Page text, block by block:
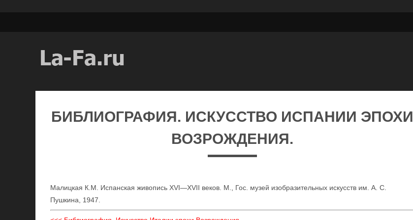
БИБЛИОГРАФИЯ. ИСКУССТВО ИСПАНИИ ЭПОХИ
ВОЗРОЖДЕНИЯ.
Малицкая К.М. Испанская живопись XVI—XVII веков. М., Гос. музей изобразительных искусств им. А. С.
Пушкина, 1947.